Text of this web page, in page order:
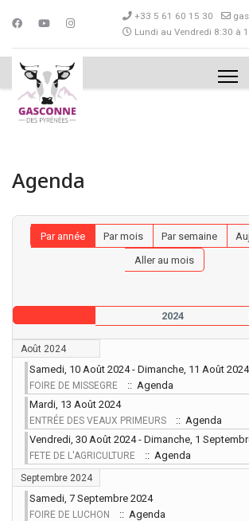
+33 5 61 60 15 30
Lundi au Vendredi 8:30 à
Agenda
Par année Par mois Par semaine
Aller au mois
2024
Août 2024
Samedi, 10 Août 2024 - Dimanche, 11 Août 2024
FOIRE DE MISSEGRE
:: Agenda
Mardi, 13 Août 2024
ENTRÉE DES VEAUX PRIMEURS
:: Agenda
Vendredi, 30 Août 2024 - Dimanche, 1
FETE DE L'AGRICULTURE :: Agenda
Septembre 2024
Samedi, 7 Septembre 2024
FOIRE DE LUCHON
:: Agenda